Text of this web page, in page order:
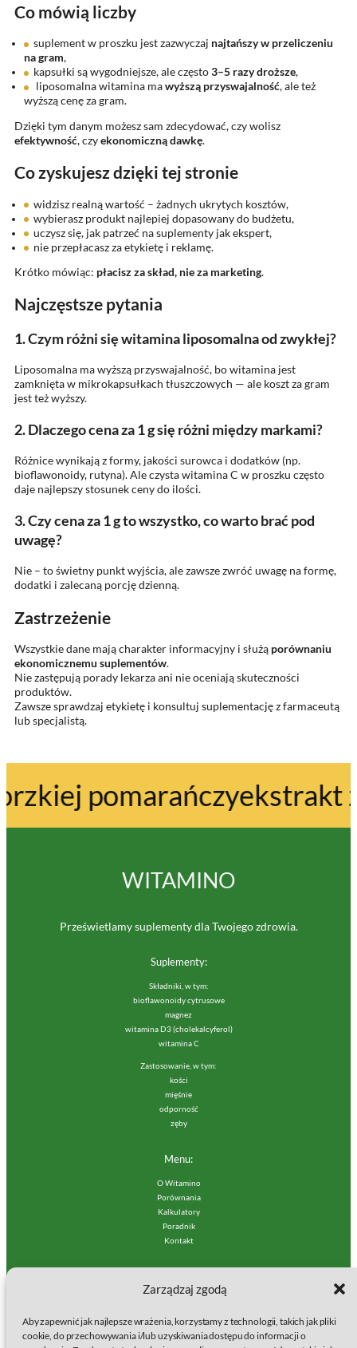
Zarządzaj zgodą
Aby zapewnić jak najlepsze wrażenia, korzystamy z technologii, takich jak pliki
cookie, do przechowywania i/lub uzyskiwania dostępu do informacji o
Co mówią liczby
suplement w proszku jest zazwyczaj najtańszy w przeliczeniu
na gram,
kapsułki są wygodniejsze, ale często3–5 razy droższe,
liposomalna witamina mawyższą przyswajalność, ale też
wyższą cenę za gram.
Dzięki tym danym możesz sam zdecydować, czy wolisz
efektywność, czyekonomiczną dawkę.
Co zyskujesz dzięki tej stronie
widzisz realną wartość – żadnych ukrytych kosztów,
wybierasz produkt najlepiej dopasowany do budżetu,
uczysz się, jak patrzeć na suplementy jak ekspert,
nie przepłacasz za etykietę i reklamę.
Krótko mówiąc: płacisz za skład, nie za marketing.
Najczęstsze pytania
1. Czym różni się witamina liposomalna od zwykłej?
Liposomalna ma wyższą przyswajalność, bo witamina jest
zamknięta w mikrokapsułkach tłuszczowych — ale koszt za gram
jest też wyższy.
2. Dlaczego cena za 1 g się różni między markami?
Różnice wynikają z formy, jakości surowca i dodatków (np.
bioflawonoidy, rutyna). Ale czysta witamina C w proszku często
daje najlepszy stosunek ceny do ilości.
3. Czy cena za 1 g to wszystko, co warto brać pod
uwagę?
Nie – to świetny punkt wyjścia, ale zawsze zwróć uwagę na formę,
dodatki i zalecaną porcję dzienną.
Zastrzeżenie
Wszystkie dane mają charakter informacyjny i służą porównaniu
ekonomicznemu suplementów.
Nie zastępują porady lekarza ani nie oceniają skuteczności
produktów.
Zawsze sprawdzaj etykietę i konsultuj suplementację z farmaceutą
lub specjalistą.
pomarańczyekstrakt z
WITAMINO
Prześwietlamy suplementy dla Twojego zdrowia.
Suplementy:
Składniki, w tym:
bioflawonoidy cytrusowe
magnez
witamina D3 (cholekalcyferol)
witamina C
Zastosowanie, w tym:
kości
mięśnie
odporność
zęby
Menu:
O Witamino
Porównania
Kalkulatory
Poradnik
Kontakt
Regulamin Serwisu
Polityka plików cookies (EU)